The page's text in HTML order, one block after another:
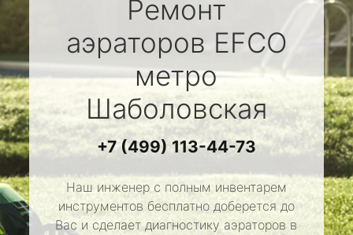
Ремонт
аэраторов EFCO
метро
Шаболовская
+7 (499) 113-44-73
Наш инженер с полным инвентарем
инструментов бесплатно доберется до
Вас и сделает диагностику аэраторов в